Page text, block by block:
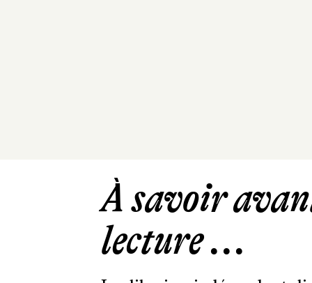
À savoir
lecture ...